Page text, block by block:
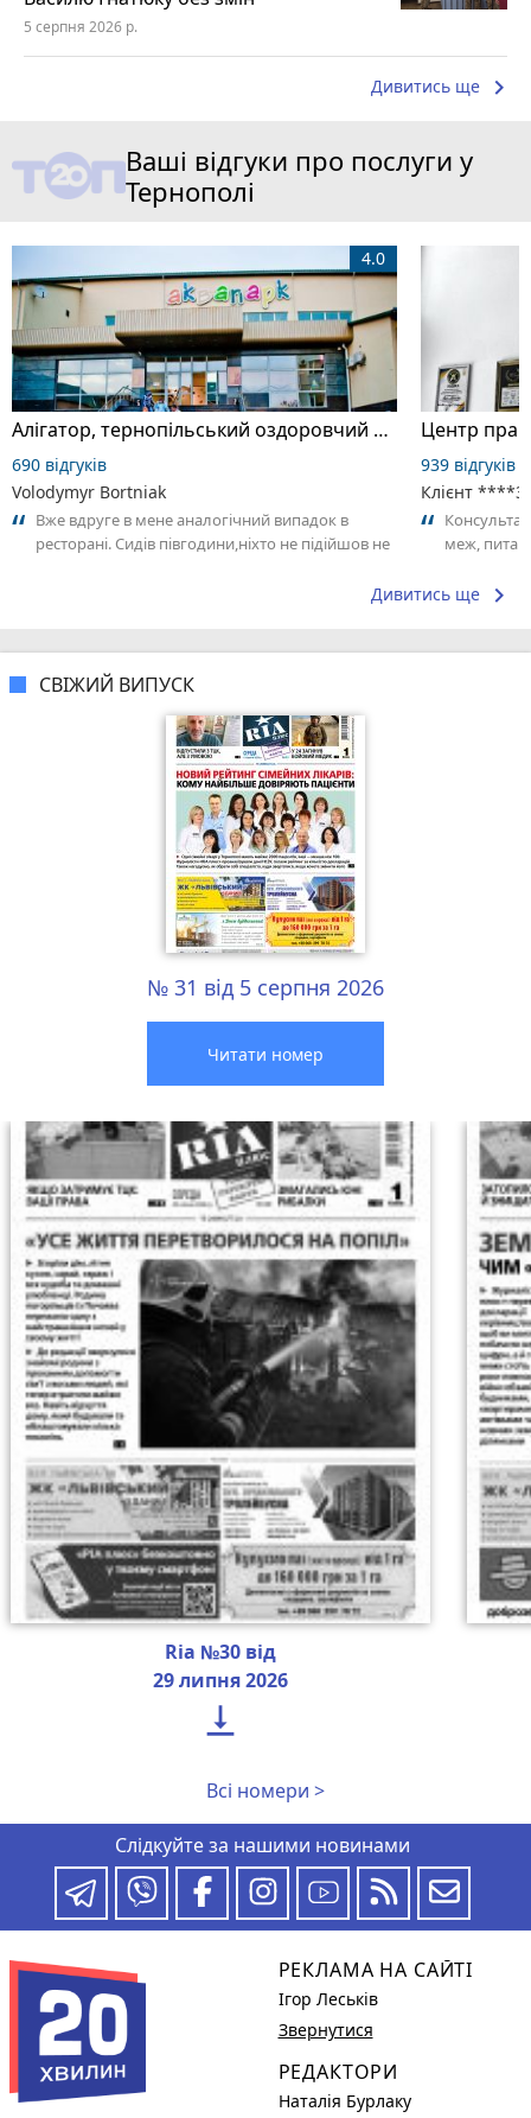
5 серпня 2026 р.
Дивитись ще keyboard_arrow_right
Ваші відгуки про послуги у
Тернополі
Алігатор, тернопільський оздоровчий комплекс
4.0
690 відгуків
Volodymyr Bortniak
Вже вдруге в мене аналогічний випадок в
ресторані. Сидів півгодини,ніхто не підійшов не
Центр
939 відгуків
Клієнт
меж,
Дивитись ще keyboard_arrow_right
СВІЖИЙ ВИПУСК
№ 31 від 5 серпня 2026
Читати номер
Ria №30 від
29 липня 2026

Всі номери >
Слідкуйте за нашими новинами
РЕКЛАМА НА САЙТІ
Ігор Леськів
Звернутися
РЕДАКТОРИ
Наталія Бурлаку